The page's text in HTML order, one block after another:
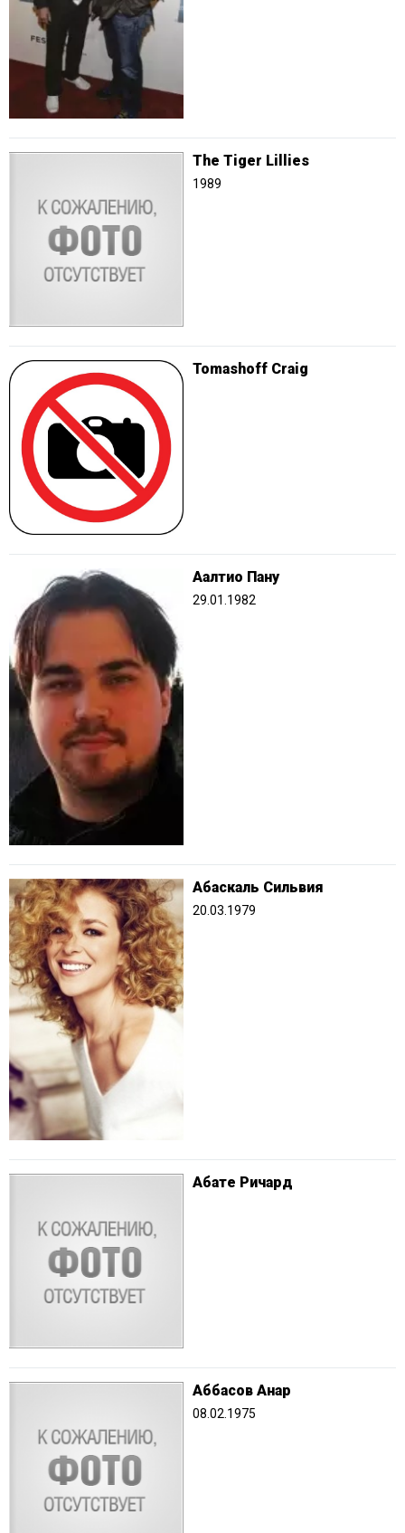
The Tiger Lillies
1989
Tomashoff Craig
Аалтио Пану
29.01.1982
Абаскаль Сильвия
20.03.1979
Абате Ричард
Аббасов Анар
08.02.1975